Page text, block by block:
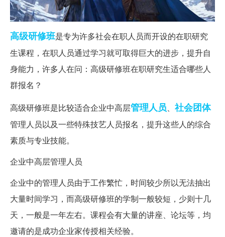
高级研修班是专为许多社会在职人员而开设的在职研究
生课程，在职人员通过学习就可取得巨大的进步，提升自
身能力，许多人在问：高级研修班在职研究生适合哪些人
群报名？
高级研修班是比较适合企业中高层管理人员、 社会团体
管理人员以及一些特殊技艺人员报名，提升这些人的综合
素质与专业技能。
企业中高层管理人员
企业中的管理人员由于工作繁忙，时间较少所以无法抽出
大量时间学习，而高级研修班的学制一般较短，少则十几
天，一般是一年左右。课程会有大量的讲座、论坛等，均
邀请的是成功企业家传授相关经验。